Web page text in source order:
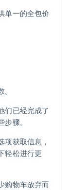
单一的全包价
们已经完成了
骤。
项获取信息，
轻松进行更
购物车放弃而